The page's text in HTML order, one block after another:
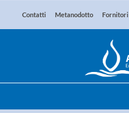
Contatti Metanodotto Fornitori